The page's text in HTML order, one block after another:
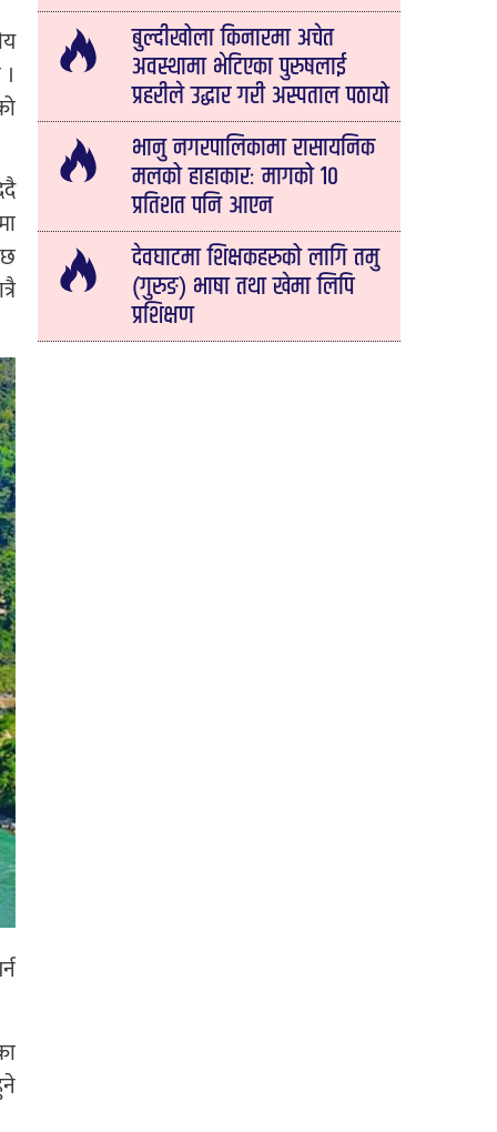
बुल्दीखोला किनारमा अचेत
अवस्थामा भेटिएका पुरुषलाई
प्रहरीले उद्धार गरी अस्पताल पठायो
भानु नगरपालिकामा रासायनिक
मलको हाहाकारः मागको १०
प्रतिशत पनि आएन
देवघाटमा शिक्षकहरुको लागि तमु
(गुरुङ) भाषा तथा खेमा लिपि
प्रशिक्षण